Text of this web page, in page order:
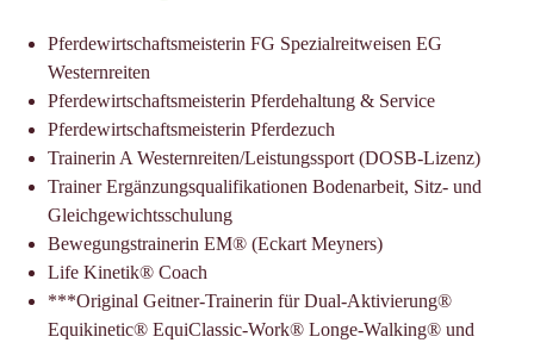
Pferdewirtschaftsmeisterin FG Spezialreitweisen EG
Westernreiten
Pferdewirtschaftsmeisterin Pferdehaltung & Service
Pferdewirtschaftsmeisterin Pferdezuch
Trainerin A Westernreiten/Leistungssport (DOSB-Lizenz)
Trainer Ergänzungsqualifikationen Bodenarbeit, Sitz- und
Gleichgewichtsschulung
Bewegungstrainerin EM® (Eckart Meyners)
Life Kinetik® Coach
***Original Geitner-Trainerin für Dual-Aktivierung®
Equikinetic® EquiClassic-Work® Longe-Walking® und